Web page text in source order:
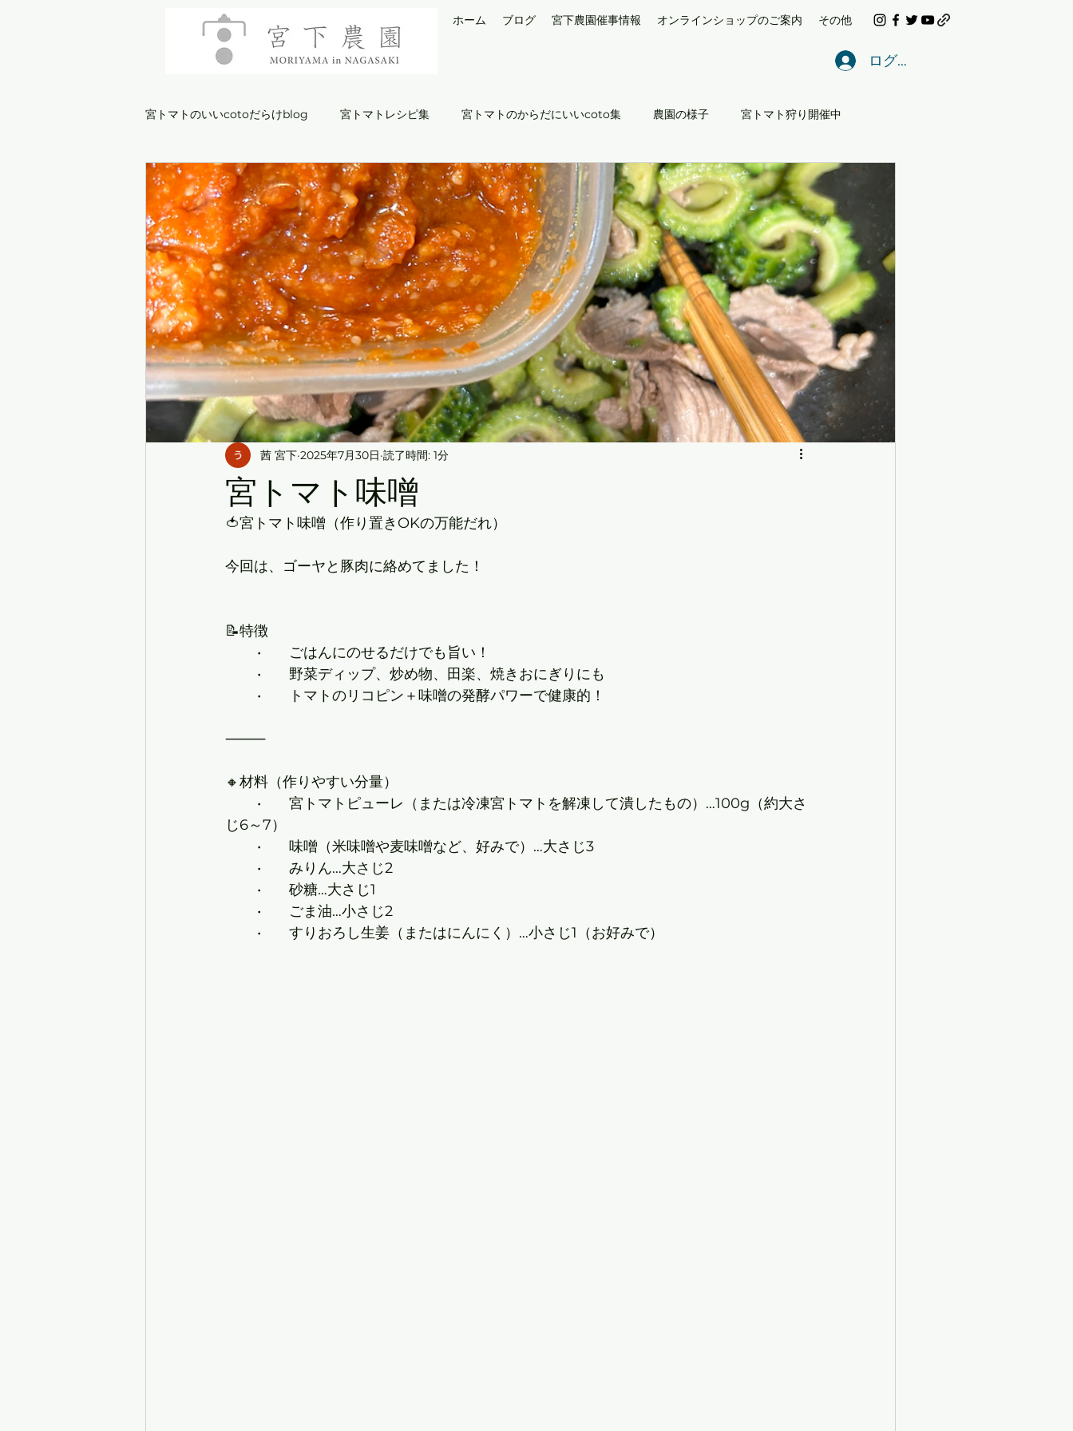
ホーム ブログ 宮下農園催事情報 オンラインショップのご案内 その他
ログイン
宮トマトのいいcotoだらけblog 宮トマトレシピ集 宮トマトのからだにいいcoto集 農園の様子 宮トマト狩り開催中
商品ご紹介
宮トマト味噌
茜 宮下 2025年7月30日 読了時間: 1分
🍅宮トマト味噌（作り置きOKの万能だれ）
今回は、ゴーヤと豚肉に絡めてました！
📝特徴
	•	ごはんにのせるだけでも旨い！
	•	野菜ディップ、炒め物、田楽、焼きおにぎりにも
	•	トマトのリコピン＋味噌の発酵パワーで健康的！
⸻
🔸材料（作りやすい分量）
じ6～7）
	•	味噌（米味噌や麦味噌など、好みで）…大さじ3
	•	みりん…大さじ2
	•	砂糖…大さじ1
	•	ごま油…小さじ2
	•	すりおろし生姜（またはにんにく）…小さじ1（お好みで）